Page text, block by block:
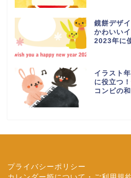
鏡餅デザ
かわいい
2023年に
イラスト
に役立つ
コンビの
プライバシーポリシー